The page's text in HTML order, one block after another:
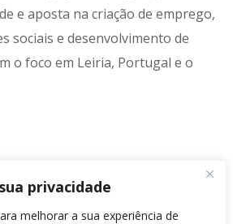
privacidade
melhorar a sua experiência de
e aposta na criação de emprego,
sociais e desenvolvimento de
o foco em Leiria, Portugal e o